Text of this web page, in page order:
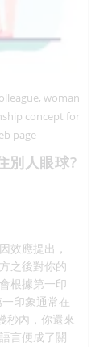
woman
concept for
page
別人眼球?
效應提出，
之後對你的
根據第一印
印象通常在
秒內，你還來
言便成了關